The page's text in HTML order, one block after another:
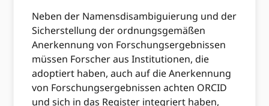
Neben der Namensdisambiguierung und der
Sicherstellung der ordnungsgemäßen
Anerkennung von Forschungsergebnissen
müssen Forscher aus Institutionen, die
adoptiert haben, auch auf die Anerkennung
von Forschungsergebnissen achten ORCID
und sich in das Register integriert haben,